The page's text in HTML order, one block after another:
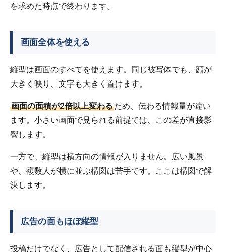
を求めた時点で終わります。
画面全体を使える
縦型は画面のすべてを使えます。同じ被写体でも、顔が
大きく映り、文字も大きく置けます。
画面の面積が2倍以上変わるため、伝わる情報量が違い
ます。小さい画面で見られる前提では、この差が直接影
響します。
一方で、縦型は横方向の情報が入りません。広い風景
や、複数人が横に並ぶ構図は苦手です。ここは構図で解
決します。
広告の面もほぼ縦型
投稿だけでなく、広告として配信される面も縦型が中心